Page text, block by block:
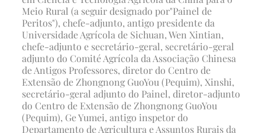
Meio Rural (a seguir designado por"Painel de
Peritos"), chefe-adjunto, antigo presidente da
Universidade Agrícola de Sichuan, Wen Xintian,
chefe-adjunto e secretário-geral, secretário-geral
adjunto do Comité Agrícola da Associação Chinesa
de Antigos Professores, diretor do Centro de
Extensão de Zhongnong GuoYou (Pequim), Xinshi,
secretário-geral adjunto do Painel, diretor-adjunto
do Centro de Extensão de Zhongnong GuoYou
(Pequim), Ge Yumei, antigo inspetor do
Departamento de Agricultura e Assuntos Rurais da